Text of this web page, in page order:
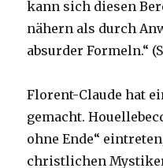
kann sich diesen
nähern als durch
absurder Formeln.“
Florent-Claude hat
gemacht.
ohne Ende“
christlichen